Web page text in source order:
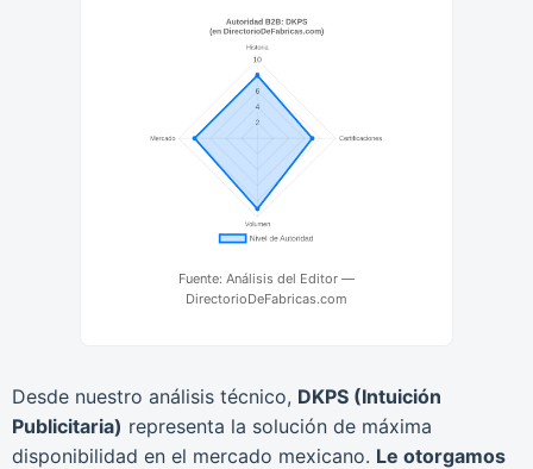
Fuente: Análisis del Editor —
DirectorioDeFabricas.com
Desde nuestro análisis técnico, DKPS (Intuición
Publicitaria) representa la solución de máxima
disponibilidad en el mercado mexicano. Le otorgamos